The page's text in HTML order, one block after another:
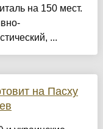
на 150 мест.
...
на Пасху